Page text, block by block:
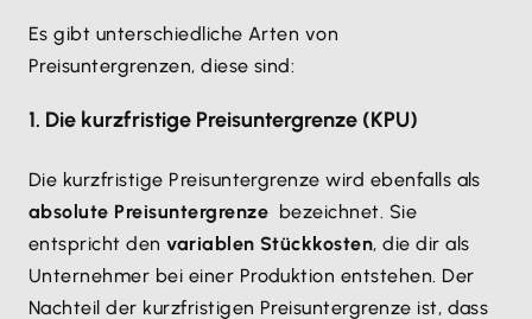
Es gibt unterschiedliche Arten von
Preisuntergrenzen, diese sind:
1. Die kurzfristige Preisuntergrenze (KPU)
Die kurzfristige Preisuntergrenze wird ebenfalls als
absolute Preisuntergrenze bezeichnet. Sie
entspricht denvariablen Stückkosten, die dir als
Unternehmer bei einer Produktion entstehen. Der
Nachteil der kurzfristigen Preisuntergrenze ist, dass